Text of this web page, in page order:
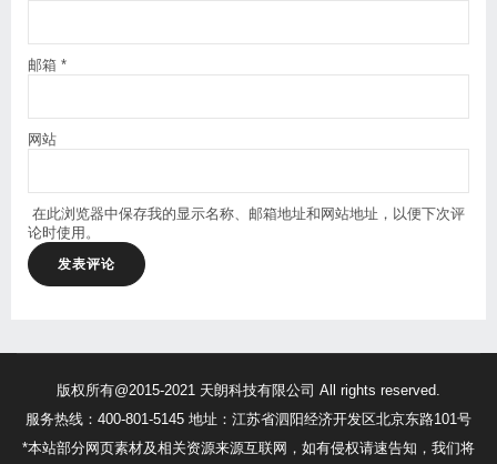
邮箱 *
网站
在此浏览器中保存我的显示名称、邮箱地址和网站地址，以便下次评
论时使用。
版权所有@2015-2021 天朗科技有限公司 All rights reserved.
服务热线：400-801-5145 地址：江苏省泗阳经济开发区北京东路101号
*本站部分网页素材及相关资源来源互联网，如有侵权请速告知，我们将